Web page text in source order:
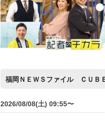
福岡ＮＥＷＳファイル ＣＵＢ
2026/08/08(土) 09:55〜